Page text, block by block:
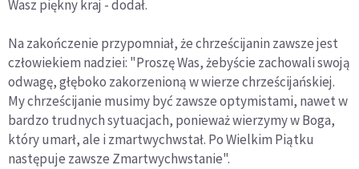
Wasz piękny kraj - dodał.
Na zakończenie przypomniał, że chrześcijanin zawsze jest
człowiekiem nadziei: "Proszę Was, żebyście zachowali swoją
odwagę, głęboko zakorzenioną w wierze chrześcijańskiej.
My chrześcijanie musimy być zawsze optymistami, nawet w
bardzo trudnych sytuacjach, ponieważ wierzymy w Boga,
który umarł, ale i zmartwychwstał. Po Wielkim Piątku
następuje zawsze Zmartwychwstanie".